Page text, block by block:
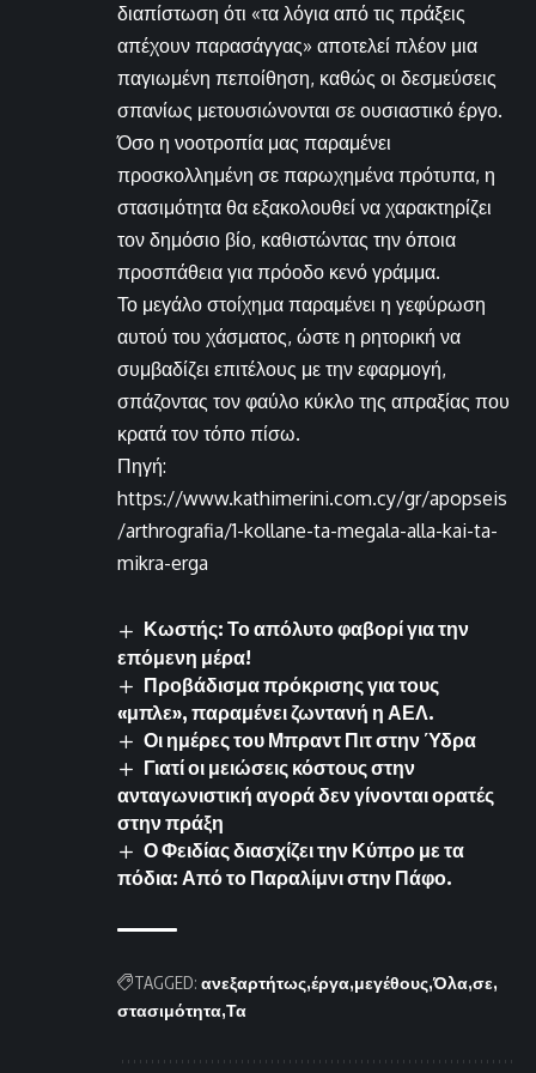
διαπίστωση ότι «τα λόγια από τις πράξεις
απέχουν παρασάγγας» αποτελεί πλέον μια
παγιωμένη πεποίθηση, καθώς οι δεσμεύσεις
σπανίως μετουσιώνονται σε ουσιαστικό έργο.
Όσο η νοοτροπία μας παραμένει
προσκολλημένη σε παρωχημένα πρότυπα, η
στασιμότητα θα εξακολουθεί να χαρακτηρίζει
τον δημόσιο βίο, καθιστώντας την όποια
προσπάθεια για πρόοδο κενό γράμμα.
Το μεγάλο στοίχημα παραμένει η γεφύρωση
αυτού του χάσματος, ώστε η ρητορική να
συμβαδίζει επιτέλους με την εφαρμογή,
σπάζοντας τον φαύλο κύκλο της απραξίας που
κρατά τον τόπο πίσω.
Πηγή:
https://www.kathimerini.com.cy/gr/apopseis
/arthrografia/1-kollane-ta-megala-alla-kai-ta-
mikra-erga
Κωστής: Το απόλυτο φαβορί για την
επόμενη μέρα!
Προβάδισμα πρόκρισης για τους
«μπλε», παραμένει ζωντανή η ΑΕΛ.
Οι ημέρες του Μπραντ Πιτ στην Ύδρα
Γιατί οι μειώσεις κόστους στην
ανταγωνιστική αγορά δεν γίνονται ορατές
στην πράξη
Ο Φειδίας διασχίζει την Κύπρο με τα
πόδια: Από το Παραλίμνι στην Πάφο.
TAGGED: ανεξαρτήτως έργα μεγέθους Όλα σε
στασιμότητα Τα